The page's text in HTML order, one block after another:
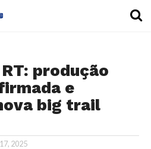
produção
e
big trail
2025